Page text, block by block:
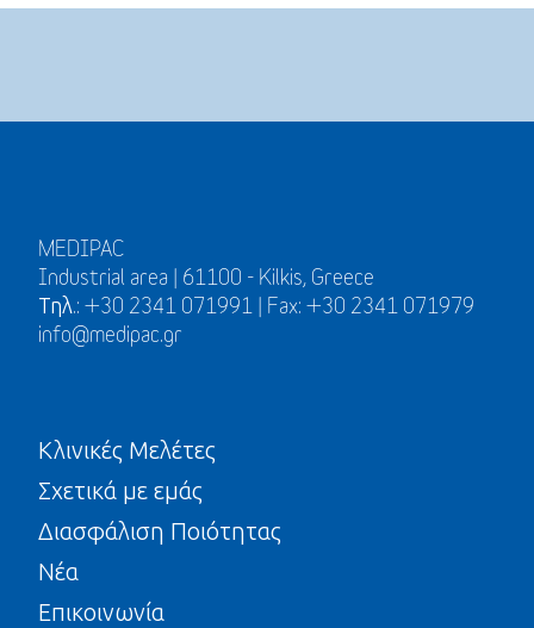
MEDIPAC
Industrial area | 61100 - Kilkis, Greece
Τηλ.: +30 2341 071991 | Fax: +30 2341 071979
info@medipac.gr
Κλινικές Μελέτες
Σχετικά με εμάς
Διασφάλιση Ποιότητας
Νέα
Επικοινωνία